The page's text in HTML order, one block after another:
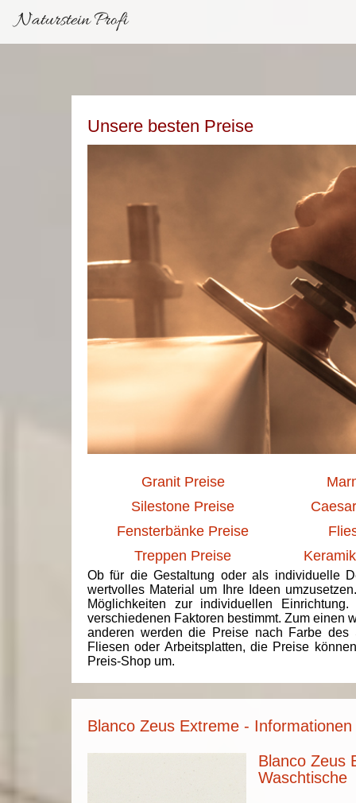
Naturstein Profi
Unsere besten Preise
Granit Preise
Silestone Preise
Fensterbänke Preise
Treppen Preise
Ob für die Gestaltung oder als individuelle
wertvolles Material um Ihre Ideen
Möglichkeiten zur individuellen
verschiedenen Faktoren bestimmt. Zum einen
anderen werden die Preise nach Farbe des
Fliesen oder Arbeitsplatten, die Preise
Preis-Shop um.
Blanco Zeus Extreme -
Blanco Zeus
Waschtische